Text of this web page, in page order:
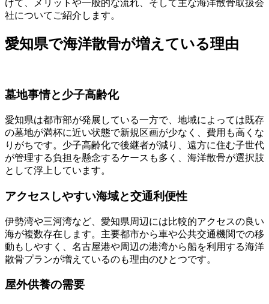
けて、メリットや一般的な流れ、そして主な海洋散骨取扱会
社についてご紹介します。
愛知県で海洋散骨が増えている理由
墓地事情と少子高齢化
愛知県は都市部が発展している一方で、地域によっては既存
の墓地が満杯に近い状態で新規区画が少なく、費用も高くな
りがちです。少子高齢化で後継者が減り、遠方に住む子世代
が管理する負担を懸念するケースも多く、海洋散骨が選択肢
として浮上しています。
アクセスしやすい海域と交通利便性
伊勢湾や三河湾など、愛知県周辺には比較的アクセスの良い
海が複数存在します。主要都市から車や公共交通機関での移
動もしやすく、名古屋港や周辺の港湾から船を利用する海洋
散骨プランが増えているのも理由のひとつです。
屋外供養の需要